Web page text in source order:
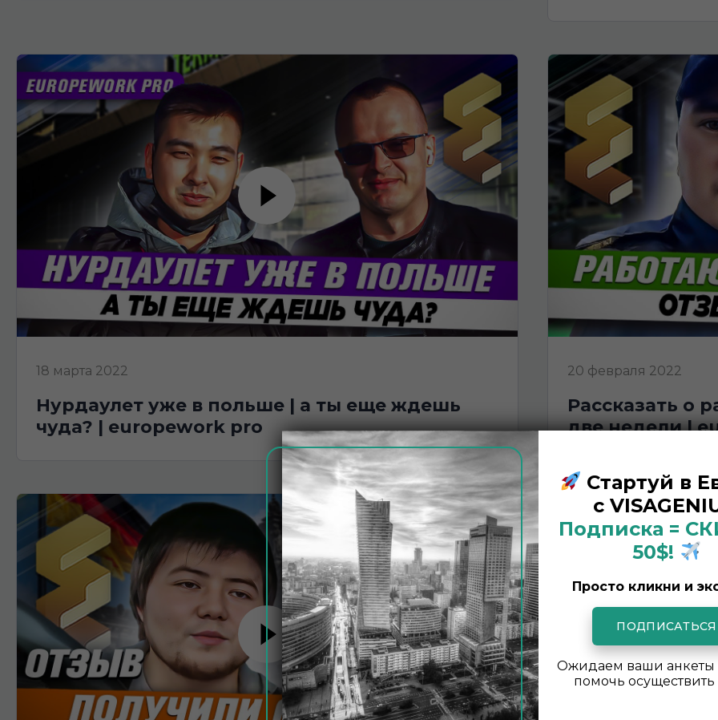
18 марта 2022
нурдаулет уже в польше | а ты еще ждешь
чуда? | europework pro
20 февраля 2022
рассказать о работе в польше? | работаю уже
две недели |
Стартуй в
с
Подписка =
50$!
Просто кликни и
ПОДПИСАТЬСЯ
Ожидаем ваши анкеты
помочь осуществить